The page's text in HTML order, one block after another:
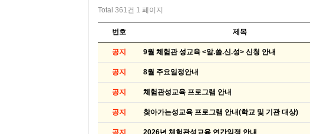
Total 361건 1 페이지
번호 제목
공지 9월 체험관 성교육 <알.쓸.신.성> 신청 안내
공지 8월 주요일정안내
공지 체험관성교육 프로그램 안내
공지 찾아가는성교육 프로그램 안내(학교 및 기관 대상)
공지 2026년 체험관성교육 연간일정 안내